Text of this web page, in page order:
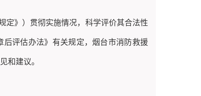
定》）贯彻实施情况，科学评价其合法性
后评估办法》有关规定，烟台市消防救援
和建议。